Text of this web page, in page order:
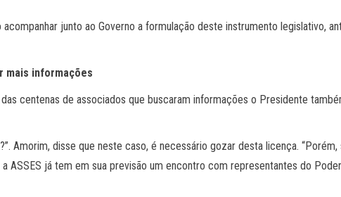
junto ao Governo a formulação deste instrumento legislativo,
mais informações
centenas de associados que buscaram informações o Presidente
Amorim, disse que neste caso, é necessário gozar desta licença.
ASSES já tem em sua previsão um encontro com representantes do